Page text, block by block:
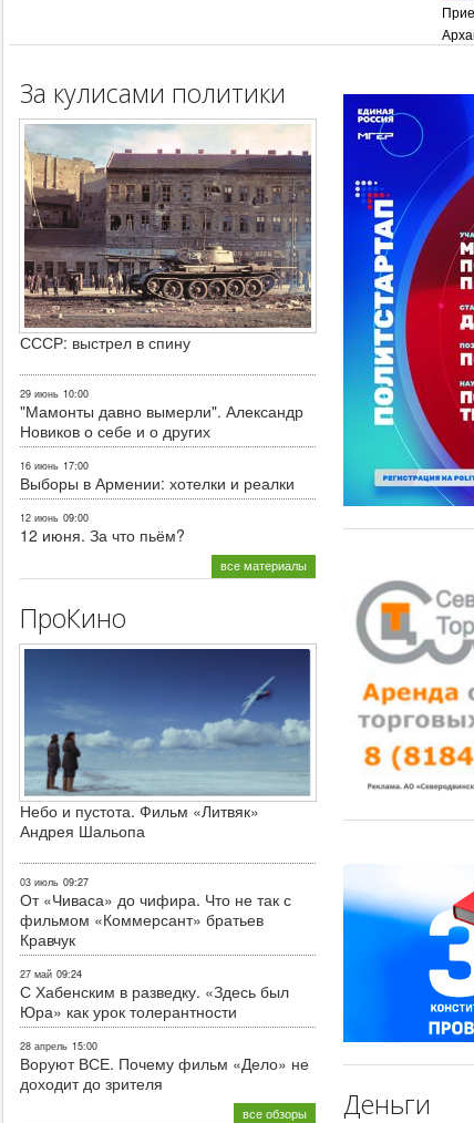
За кулисами политики
СССР: выстрел в спину
29 июнь 10:00
"Мамонты давно вымерли". Александр
Новиков о себе и о других
16 июнь 17:00
Выборы в Армении: хотелки и реалки
12 июнь 09:00
12 июня. За что пьём?
все материалы
ПроКино
Небо и пустота. Фильм «Литвяк»
Андрея Шальопа
03 июль 09:27
От «Чиваса» до чифира. Что не так с
фильмом «Коммерсант» братьев
Кравчук
27 май 09:24
С Хабенским в разведку. «Здесь был
Юра» как урок толерантности
28 апрель 15:00
Воруют ВСЕ. Почему фильм «Дело» не
доходит до зрителя
все обзоры Деньги